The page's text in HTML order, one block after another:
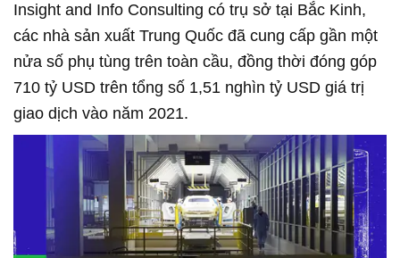
Insight and Info Consulting có trụ sở tại Bắc Kinh,
các nhà sản xuất Trung Quốc đã cung cấp gần một
nửa số phụ tùng trên toàn cầu, đồng thời đóng góp
710 tỷ USD trên tổng số 1,51 nghìn tỷ USD giá trị
giao dịch vào năm 2021.